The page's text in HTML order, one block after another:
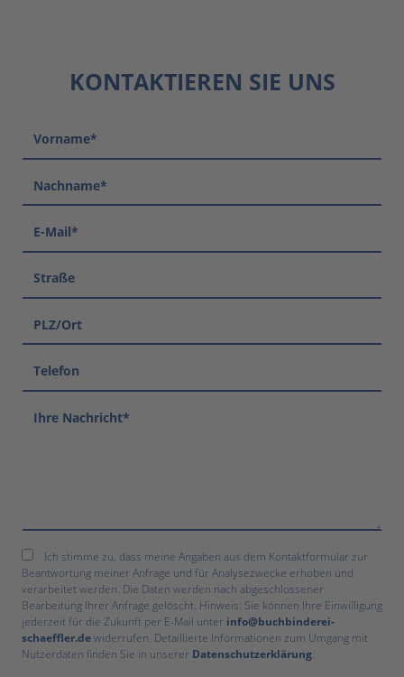
KONTAKTIEREN SIE UNS
Ich stimme zu, dass meine Angaben aus dem Kontaktformular zur
Beantwortung meiner Anfrage und für Analysezwecke erhoben und
verarbeitet werden. Die Daten werden nach abgeschlossener
Bearbeitung Ihrer Anfrage gelöscht. Hinweis: Sie können Ihre Einwilligung
jederzeit für die Zukunft per E-Mail unter info@buchbinderei-
schaeffler.dewiderrufen. Detaillierte Informationen zum Umgang mit
Nutzerdaten finden Sie in unserer Datenschutzerklärung.